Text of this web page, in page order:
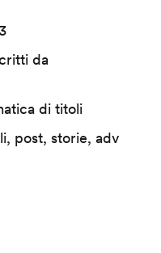
da
di titoli
post, storie, adv